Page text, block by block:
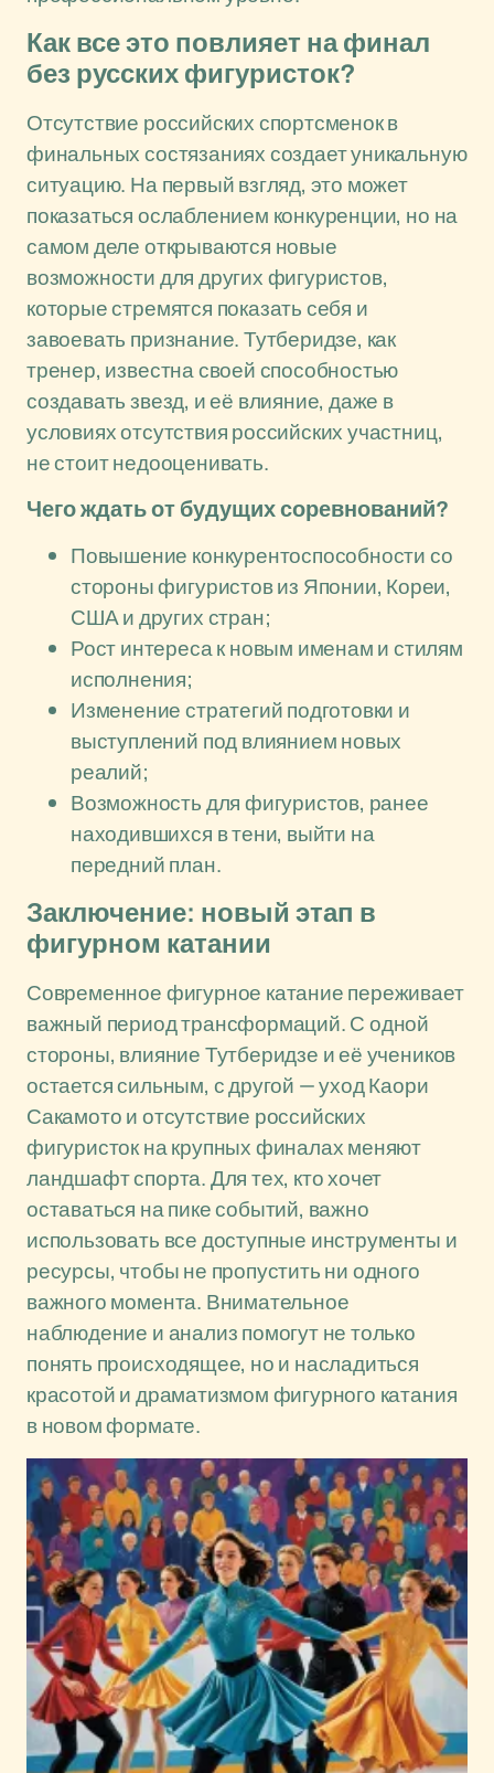
Как все это повлияет на финал
без русских фигуристок?
Отсутствие российских спортсменок в
финальных состязаниях создает уникальную
ситуацию. На первый взгляд, это может
показаться ослаблением конкуренции, но на
самом деле открываются новые
возможности для других фигуристов,
которые стремятся показать себя и
завоевать признание. Тутберидзе, как
тренер, известна своей способностью
создавать звезд, и её влияние, даже в
условиях отсутствия российских участниц,
не стоит недооценивать.
Чего ждать от будущих соревнований?
Повышение конкурентоспособности со
стороны фигуристов из Японии, Кореи,
США и других стран;
Рост интереса к новым именам и стилям
исполнения;
Изменение стратегий подготовки и
выступлений под влиянием новых
реалий;
Возможность для фигуристов, ранее
находившихся в тени, выйти на
передний план.
Заключение: новый этап в
фигурном катании
Современное фигурное катание переживает
важный период трансформаций. С одной
стороны, влияние Тутберидзе и её учеников
остается сильным, с другой — уход Каори
Сакамото и отсутствие российских
фигуристок на крупных финалах меняют
ландшафт спорта. Для тех, кто хочет
оставаться на пике событий, важно
использовать все доступные инструменты и
ресурсы, чтобы не пропустить ни одного
важного момента. Внимательное
наблюдение и анализ помогут не только
понять происходящее, но и насладиться
красотой и драматизмом фигурного катания
в новом формате.